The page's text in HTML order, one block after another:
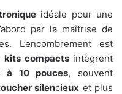
idéale pour une
par la maîtrise de
L’encombrement est
kits compactsintègrent
à 10 pouces, souvent
silencieux et plus